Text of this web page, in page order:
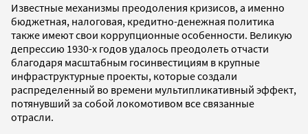
Известные механизмы преодоления кризисов, а именно
бюджетная, налоговая, кредитно-денежная политика
также имеют свои коррупционные особенности. Великую
депрессию 1930-х годов удалось преодолеть отчасти
благодаря масштабным госинвестициям в крупные
инфраструктурные проекты, которые создали
распределенный во времени мультипликативный эффект,
потянувший за собой локомотивом все связанные
отрасли.